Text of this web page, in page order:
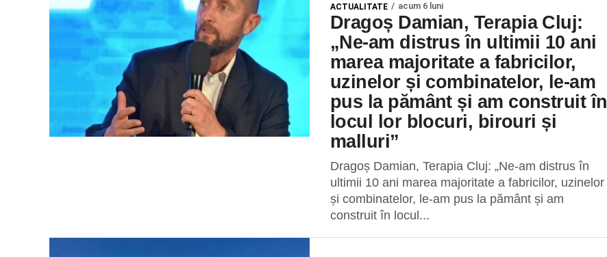
ACTUALITATE acum 6 luni
Dragoș Damian, Terapia Cluj:
„Ne-am distrus în ultimii 10 ani
marea majoritate a fabricilor,
uzinelor și combinatelor, le-am
pus la pământ și am construit în
locul lor blocuri, birouri și
malluri”
Dragoș Damian, Terapia Cluj: „Ne-am distrus în
ultimii 10 ani marea majoritate a fabricilor, uzinelor
și combinatelor, le-am pus la pământ și am
construit în locul...